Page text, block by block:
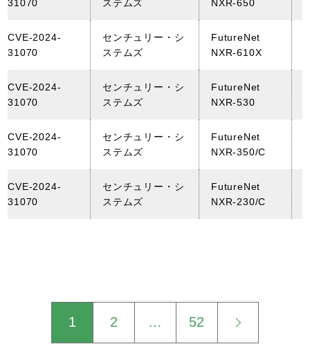
31070
ステムズ
NXR-650
CVE-2024-
31070
センチュリー・シ
ステムズ
FutureNet
NXR-610X
CVE-2024-
31070
センチュリー・シ
ステムズ
FutureNet
NXR-530
CVE-2024-
31070
センチュリー・シ
ステムズ
FutureNet
NXR-350/C
CVE-2024-
31070
センチュリー・シ
ステムズ
FutureNet
NXR-230/C
1 2 … 52